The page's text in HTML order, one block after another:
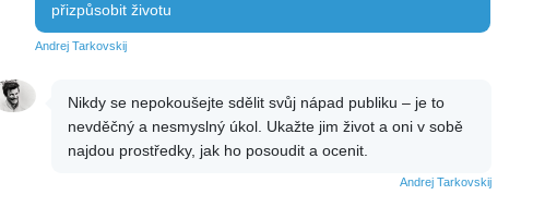
přizpůsobit životu
Andrej Tarkovskij
Nikdy se nepokoušejte sdělit svůj nápad publiku – je to
nevděčný a nesmyslný úkol. Ukažte jim život a oni v sobě
najdou prostředky, jak ho posoudit a ocenit.
Andrej Tarkovskij